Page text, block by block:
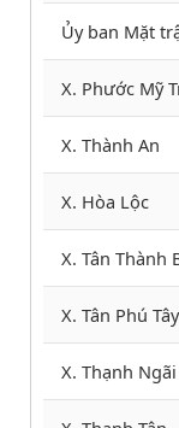
Ủy ban Mặt
X. Phước Mỹ
X. Thành An
X. Hòa Lộc
X. Tân Thành
X. Tân Phú Tây
X. Thạnh Ngãi